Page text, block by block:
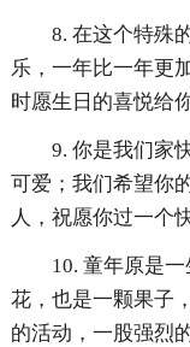
8. 在这个特殊
乐，一年比一年更
时愿生日的喜悦给
9. 你是我们家
可爱；我们希望你
人，祝愿你过一个
10. 童年原是
花，也是一颗果子
的活动，一股强烈